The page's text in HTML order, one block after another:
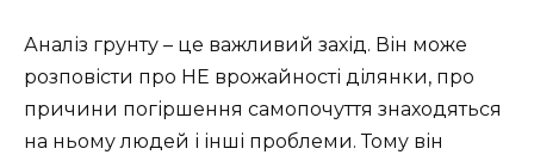
Аналіз грунту – це важливий захід. Він може
розповісти про НЕ врожайності ділянки, про
причини погіршення самопочуття знаходяться
на ньому людей і інші проблеми. Тому він